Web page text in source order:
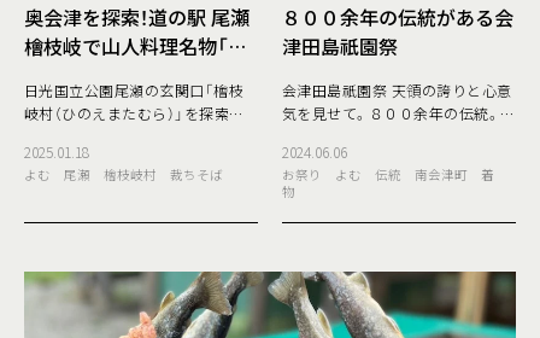
奥会津を探索！道の駅 尾瀬
檜枝岐で山人料理名物「裁
日光国立公園尾瀬の玄関口「檜枝
岐村（ひのえまたむら）」を探索し
尾瀬の玄関口である、奥会津の檜枝
岐村へ行ってきました！雄大な自然
2025.01.18
よむ 尾瀬 檜枝岐村 裁ちそば
８００余年の伝統がある会
津田島祇園祭
会津田島祇園祭 天領の誇りと心意
気を見せて。８００余年の伝統。
祇園祭おとうや行事」保持社田出
宇賀神社祇園祭 熊野神社例大祭
2024.06.06
お祭り よむ 伝統 南会津町
着
物